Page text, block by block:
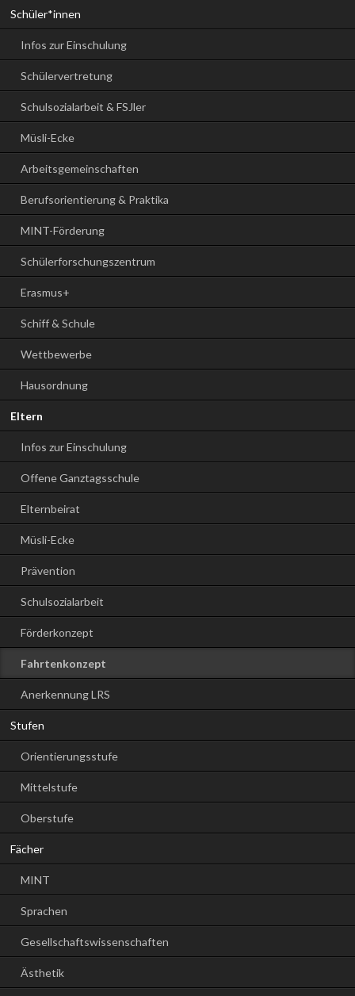
Schüler*innen
Infos zur Einschulung
Schülervertretung
Schulsozialarbeit & FSJler
Müsli-Ecke
Arbeitsgemeinschaften
Berufsorientierung & Praktika
MINT-Förderung
Schülerforschungszentrum
Erasmus+
Schiff & Schule
Wettbewerbe
Hausordnung
Eltern
Infos zur Einschulung
Offene Ganztagsschule
Elternbeirat
Müsli-Ecke
Prävention
Schulsozialarbeit
Förderkonzept
Fahrtenkonzept
Anerkennung LRS
Stufen
Orientierungsstufe
Mittelstufe
Oberstufe
Fächer
MINT
Sprachen
Gesellschaftswissenschaften
Ästhetik